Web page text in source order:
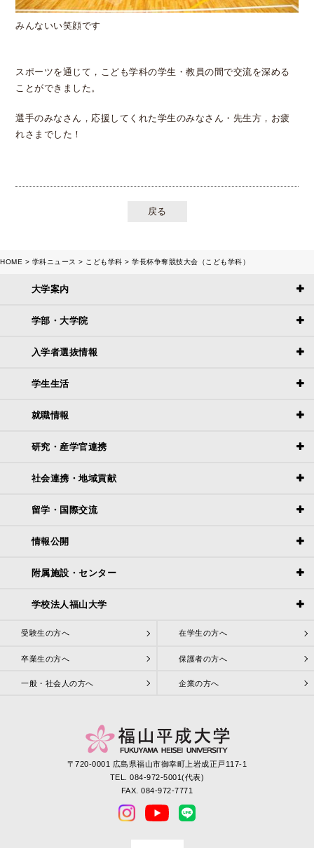
みんないい笑顔です
スポーツを通じて，こども学科の学生・教員の間で交流を深める
ことができました。
選手のみなさん，応援してくれた学生のみなさん・先生方，お疲
れさまでした！
戻る
HOME 学科ニュース こども学科 学長杯争奪競技大会（こども学科）
大学案内
学部・大学院
入学者選抜情報
学生生活
就職情報
研究・産学官連携
社会連携・地域貢献
留学・国際交流
情報公開
附属施設・センター
学校法人福山大学
受験生の方へ 在学生の方へ
卒業生の方へ 保護者の方へ
一般・社会人の方へ 企業の方へ
〒720-0001 広島県福山市御幸町上岩成正戸117-1
TEL. 084-972-5001(代表)
FAX. 084-972-7771